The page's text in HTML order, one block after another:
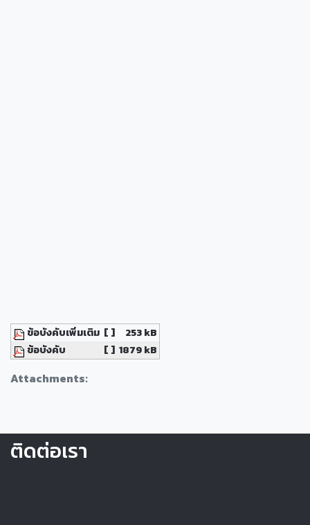
Attachments:
ข้อบังคับเพิ่มเติม [ ]
253 kB
ข้อบังคับ
[ ] 1879 kB
ติดต่อเรา